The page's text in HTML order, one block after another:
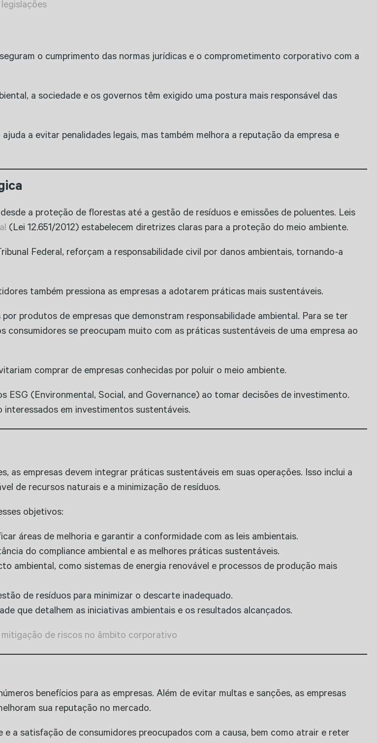
o cumprimento das normas jurídicas e o comprometimento corporativo com a
a sociedade e os governos têm exigido uma postura mais responsável das
a evitar penalidades legais, mas também melhora a reputação da empresa e
a proteção de florestas até a gestão de resíduos e emissões de poluentes. Leis
(Lei 12.651/2012) estabelecem diretrizes claras para a proteção do meio ambiente.
Federal, reforçam a responsabilidade civil por danos ambientais, tornando-a
também pressiona as empresas a adotarem práticas mais sustentáveis.
produtos de empresas que demonstram responsabilidade ambiental. Para se ter
consumidores se preocupam muito com as práticas sustentáveis de uma empresa ao
comprar de empresas conhecidas por poluir o meio ambiente.
(Environmental, Social, and Governance) ao tomar decisões de investimento.
em investimentos sustentáveis.
as empresas devem integrar práticas sustentáveis em suas operações. Isso inclui a
de recursos naturais e a minimização de resíduos.
objetivos:
áreas de melhoria e garantir a conformidade com as leis ambientais.
do compliance ambiental e as melhores práticas sustentáveis.
ambiental, como sistemas de energia renovável e processos de produção mais
de resíduos para minimizar o descarte inadequado.
que detalhem as iniciativas ambientais e os resultados alcançados.
de riscos no âmbito corporativo
benefícios para as empresas. Além de evitar multas e sanções, as empresas
sua reputação no mercado.
a satisfação de consumidores preocupados com a causa, bem como atrair e reter